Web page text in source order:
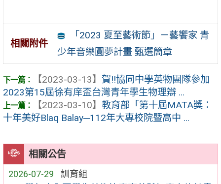
相關公告
2026-07-29 訓育組
相關附件
「2023 夏至藝術節」－藝饗家 青
少年音樂圓夢計畫 甄選簡章
【2023-03-13】 賀‼️協同中學英物團隊參加
2023第15屆徐有庠盃台灣青年學生物理辯 ...
【2023-03-10】 教育部「第十屆MATA獎：
十年美好Blaq Balay─112年大專校院暨高中 ...